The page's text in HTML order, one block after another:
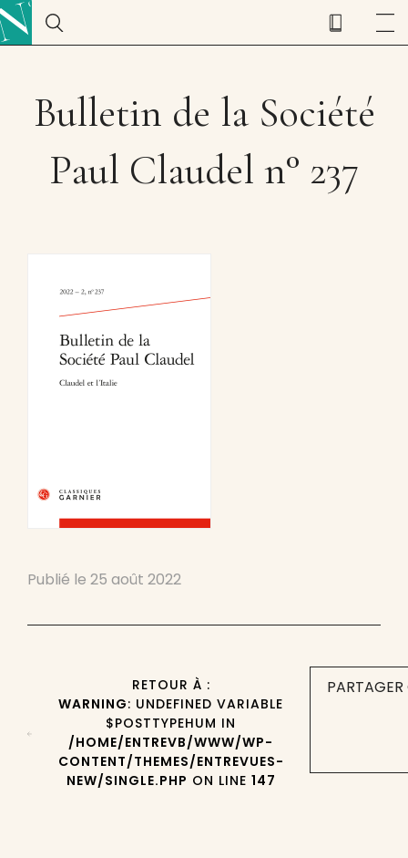
Bulletin de la Société
Paul Claudel n° 237
Publié le 25 août 2022
RETOUR À :
WARNING: UNDEFINED VARIABLE
$POSTTYPEHUM IN
/HOME/ENTREVB/WWW/WP-
CONTENT/THEMES/ENTREVUES-
NEW/SINGLE.PHP ON LINE 147